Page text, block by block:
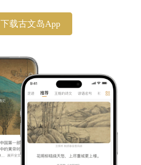
下载古文岛App